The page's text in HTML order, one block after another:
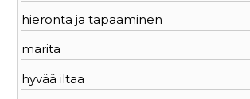
hieronta ja tapaaminen
marita
hyvää iltaa